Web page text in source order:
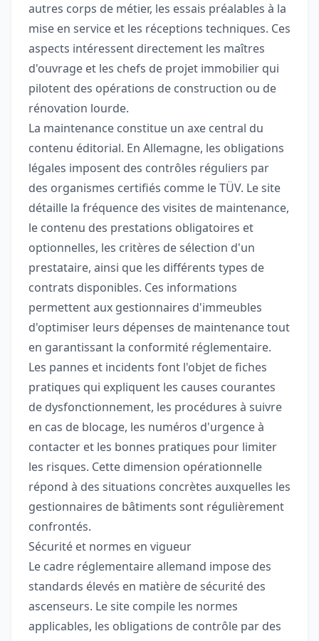
autres corps de métier, les essais préalables à la
mise en service et les réceptions techniques. Ces
aspects intéressent directement les maîtres
d'ouvrage et les chefs de projet immobilier qui
pilotent des opérations de construction ou de
rénovation lourde.
La maintenance constitue un axe central du
contenu éditorial. En Allemagne, les obligations
légales imposent des contrôles réguliers par
des organismes certifiés comme le TÜV. Le site
détaille la fréquence des visites de maintenance,
le contenu des prestations obligatoires et
optionnelles, les critères de sélection d'un
prestataire, ainsi que les différents types de
contrats disponibles. Ces informations
permettent aux gestionnaires d'immeubles
d'optimiser leurs dépenses de maintenance tout
en garantissant la conformité réglementaire.
Les pannes et incidents font l'objet de fiches
pratiques qui expliquent les causes courantes
de dysfonctionnement, les procédures à suivre
en cas de blocage, les numéros d'urgence à
contacter et les bonnes pratiques pour limiter
les risques. Cette dimension opérationnelle
répond à des situations concrètes auxquelles les
gestionnaires de bâtiments sont régulièrement
confrontés.
Sécurité et normes en vigueur
Le cadre réglementaire allemand impose des
standards élevés en matière de sécurité des
ascenseurs. Le site compile les normes
applicables, les obligations de contrôle par des